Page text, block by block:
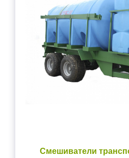
Смешиватели